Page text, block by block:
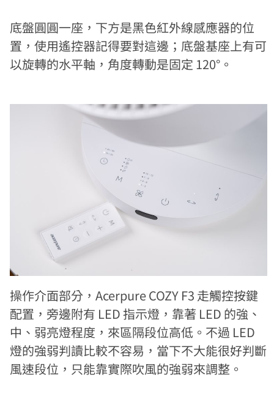
底盤圓圓一座，下方是黑色紅外線感應器的位
置，使用遙控器記得要對這邊；底盤基座上有可
以旋轉的水平軸，角度轉動是固定 120°。
操作介面部分，Acerpure COZY F3 走觸控按鍵
配置，旁邊附有 LED 指示燈，靠著 LED 的強、
中、弱亮燈程度，來區隔段位高低。不過 LED
燈的強弱判讀比較不容易，當下不大能很好判斷
風速段位，只能靠實際吹風的強弱來調整。